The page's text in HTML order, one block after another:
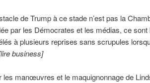
de Trump à ce stade n’est pas la
par les Démocrates et les médias, ce
à plusieurs reprises sans scrupules
business]
les manœuvres et le maquignonnage de